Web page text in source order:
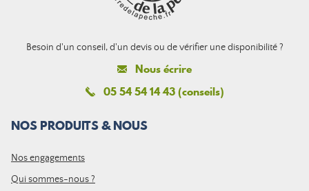
Besoin d'un conseil, d'un devis ou de vérifier une disponibilité ?
Nous écrire
05 54 54 14 43 (conseils)
NOS PRODUITS & NOUS
Nos engagements
Qui sommes-nous ?